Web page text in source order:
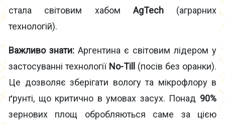
стала світовим хабом AgTech(аграрних
технологій).
Важливо знати: Аргентина є світовим лідером у
застосуванні технології No-Till (посів без оранки).
Це дозволяє зберігати вологу та мікрофлору в
ґрунті, що критично в умовах засух. Понад 90%
зернових площ обробляються саме за цією